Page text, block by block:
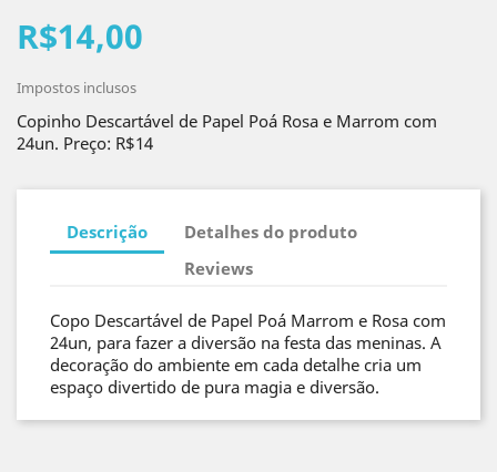
R$14,00
Impostos inclusos
Copinho Descartável de Papel Poá Rosa e Marrom com
24un. Preço: R$14
Descrição
Detalhes do produto
Reviews
Copo Descartável de Papel Poá Marrom e Rosa com
24un, para fazer a diversão na festa das meninas. A
decoração do ambiente em cada detalhe cria um
espaço divertido de pura magia e diversão.